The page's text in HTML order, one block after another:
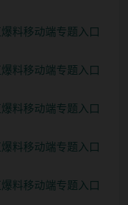
料移动端专题入口
料移动端专题入口
料移动端专题入口
料移动端专题入口
料移动端专题入口